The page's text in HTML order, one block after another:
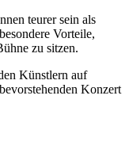
teurer sein als
Vorteile,
zu sitzen.
Künstlern auf
Konzert